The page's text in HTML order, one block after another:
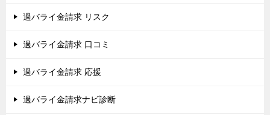
過バライ金請求 リスク
過バライ金請求 口コミ
過バライ金請求 応援
過バライ金請求ナビ診断